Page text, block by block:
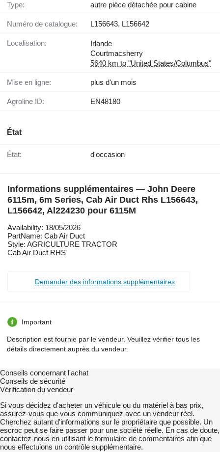
Type: autre pièce détachée pour cabine
Numéro de catalogue: L156643, L156642
Localisation:
Irlande
Courtmacsherry
5640 km to "United States/Columbus"
Mise en ligne: plus d'un mois
Agroline ID: EN48180
État
État: d'occasion
Informations supplémentaires — John Deere
6115m, 6m Series, Cab Air Duct Rhs L156643,
L156642, Al224230 pour 6115M
Availability: 18/05/2026
PartName: Cab Air Duct
Style: AGRICULTURE TRACTOR
Cab Air Duct RHS
Demander des informations supplémentaires
Important
Description est fournie par le vendeur. Veuillez vérifier tous les
détails directement auprès du vendeur.
Conseils concernant l'achat
Conseils de sécurité
Vérification du vendeur
Si vous décidez d'acheter un véhicule ou du matériel à bas prix,
assurez-vous que vous communiquez avec un vendeur réel.
Cherchez autant d'informations sur le propriétaire que possible. Un
escroc peut se faire passer pour une société réelle. En cas de doute,
contactez-nous en utilisant le formulaire de commentaires afin que
nous effectuions un contrôle supplémentaire.